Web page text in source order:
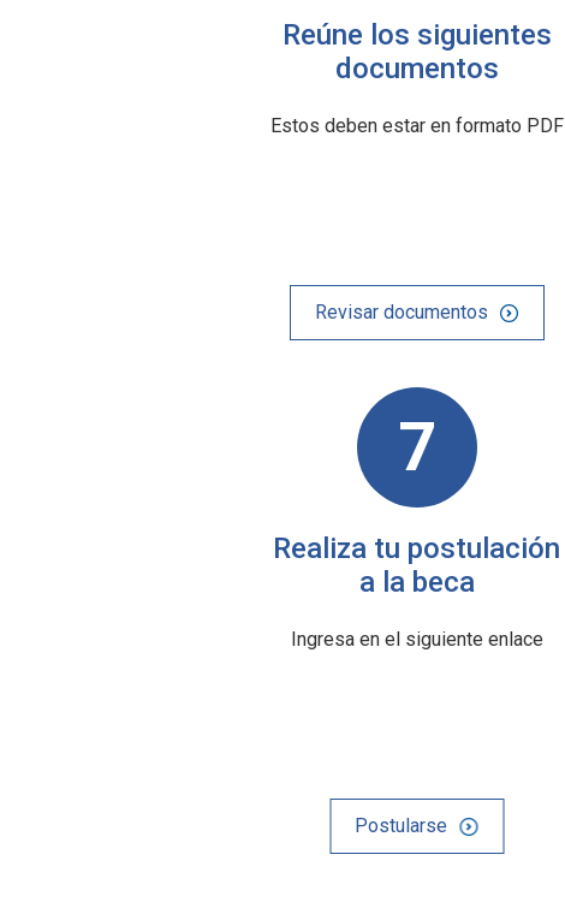
Reúne los siguientes
documentos
Estos deben estar en formato PDF
Revisar documentos
7
Realiza tu postulación
a la beca
Ingresa en el siguiente enlace
Postularse